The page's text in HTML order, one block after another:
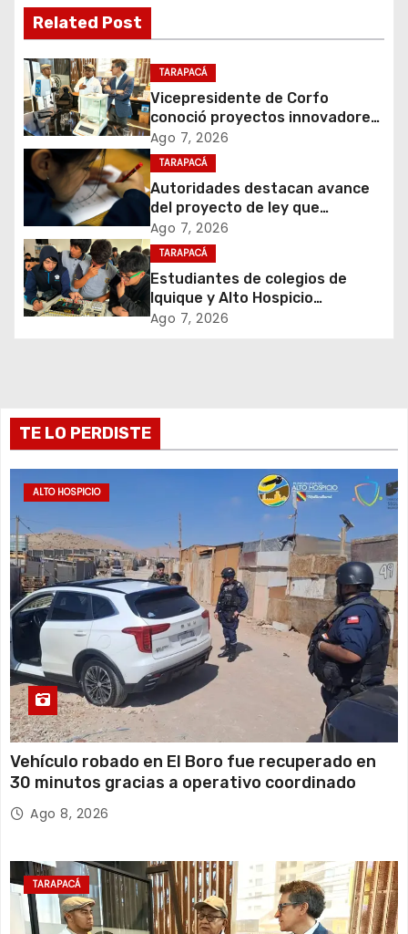
a
c
i
ó
n
d
e
e
r
a
d
a
s
Related Post
TARAPACÁ
Vicepresidente de Corfo
conoció proyectos innovadores
en Tarapacá
Ago 7, 2026
TARAPACÁ
Autoridades destacan avance
del proyecto de ley que
introduce mejoras al Sistema
de Admisión Escolar
Ago 7, 2026
TARAPACÁ
Estudiantes de colegios de
Iquique y Alto Hospicio
experimentaron ser Tomasinos
Ago 7, 2026
TE LO PERDISTE
ALTO HOSPICIO
Vehículo robado en El Boro fue recuperado en
30 minutos gracias a operativo coordinado
Ago 8, 2026
TARAPACÁ